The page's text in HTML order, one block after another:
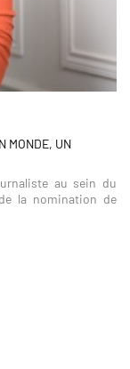
MONDE, UN
au sein du
la nomination de